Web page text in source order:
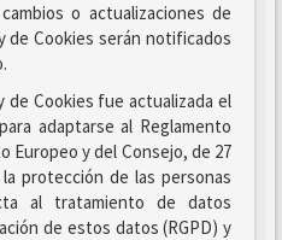
o actualizaciones de
de Cookies serán notificados
de Cookies fue actualizada el
adaptarse al Reglamento
Europeo y del Consejo, de 27
protección de las personas
al tratamiento de datos
de estos datos (RGPD) y